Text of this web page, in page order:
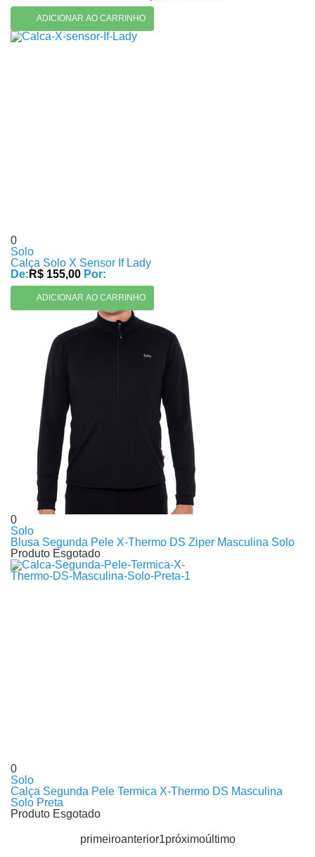
ADICIONAR AO CARRINHO
0
Solo
Calça Solo X Sensor If Lady
De: R$ 155,00 Por:
ADICIONAR AO CARRINHO
0
Solo
Blusa Segunda Pele X-Thermo DS Ziper Masculina Solo
Produto Esgotado
0
Solo
Calça Segunda Pele Termica X-Thermo DS Masculina
Solo Preta
Produto Esgotado
primeiroanterior1próximoúltimo